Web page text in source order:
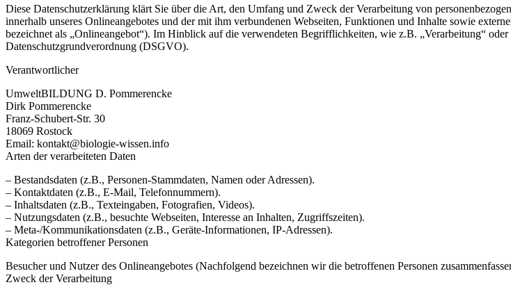
Diese Datenschutzerklärung klärt Sie über die Art, den Umfang und Zweck der Verarbeitung von
innerhalb unseres Onlineangebotes und der mit ihm verbundenen Webseiten, Funktionen und Inhalte sowie
bezeichnet als „Onlineangebot“). Im Hinblick auf die verwendeten Begrifflichkeiten, wie z.B. „Verarbeitung“
Datenschutzgrundverordnung (DSGVO).
Verantwortlicher
UmweltBILDUNG D. Pommerencke
Dirk Pommerencke
Franz-Schubert-Str. 30
18069 Rostock
Email: kontakt@biologie-wissen.info
Arten der verarbeiteten Daten
– Bestandsdaten (z.B., Personen-Stammdaten, Namen oder Adressen).
– Kontaktdaten (z.B., E-Mail, Telefonnummern).
– Inhaltsdaten (z.B., Texteingaben, Fotografien, Videos).
– Nutzungsdaten (z.B., besuchte Webseiten, Interesse an Inhalten, Zugriffszeiten).
– Meta-/Kommunikationsdaten (z.B., Geräte-Informationen, IP-Adressen).
Kategorien betroffener Personen
Besucher und Nutzer des Onlineangebotes (Nachfolgend bezeichnen wir die betroffenen Personen
Zweck der Verarbeitung